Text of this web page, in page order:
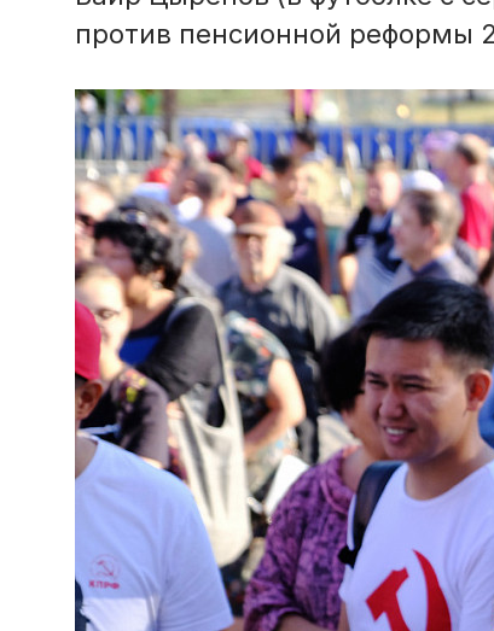
против пенсионной реформы